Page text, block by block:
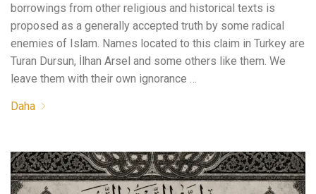
borrowings from other religious and historical texts is
proposed as a generally accepted truth by some radical
enemies of Islam. Names located to this claim in Turkey are
Turan Dursun, İlhan Arsel and some others like them. We
leave them with their own ignorance …
Daha